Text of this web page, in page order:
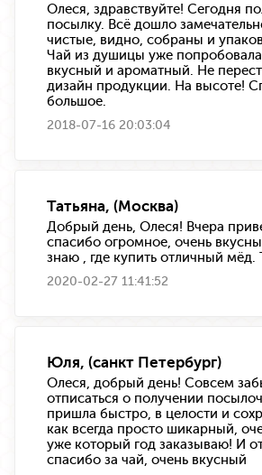
Олеся, здравствуйте! Сегодня
посылку. Всё дошло
чистые, видно, собраны и
Чай из душицы уже
вкусный и ароматный. Не
дизайн продукции. На высоте!
большое.
2018-07-16 20:03:04
Татьяна, (Москва)
Добрый день, Олеся! Вчера
спасибо огромное, очень
знаю , где купить отличный мёд.
2020-02-27 11:41:52
Юля, (санкт Петербург)
Олеся, добрый день! Совсем
отписаться о получении
пришла быстро, в целости и
как всегда просто шикарный,
уже который год заказываю! И
спасибо за чай, очень вкусный